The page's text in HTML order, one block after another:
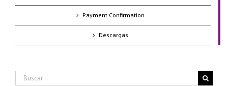
Payment Confirmation
Descargas
Buscar: